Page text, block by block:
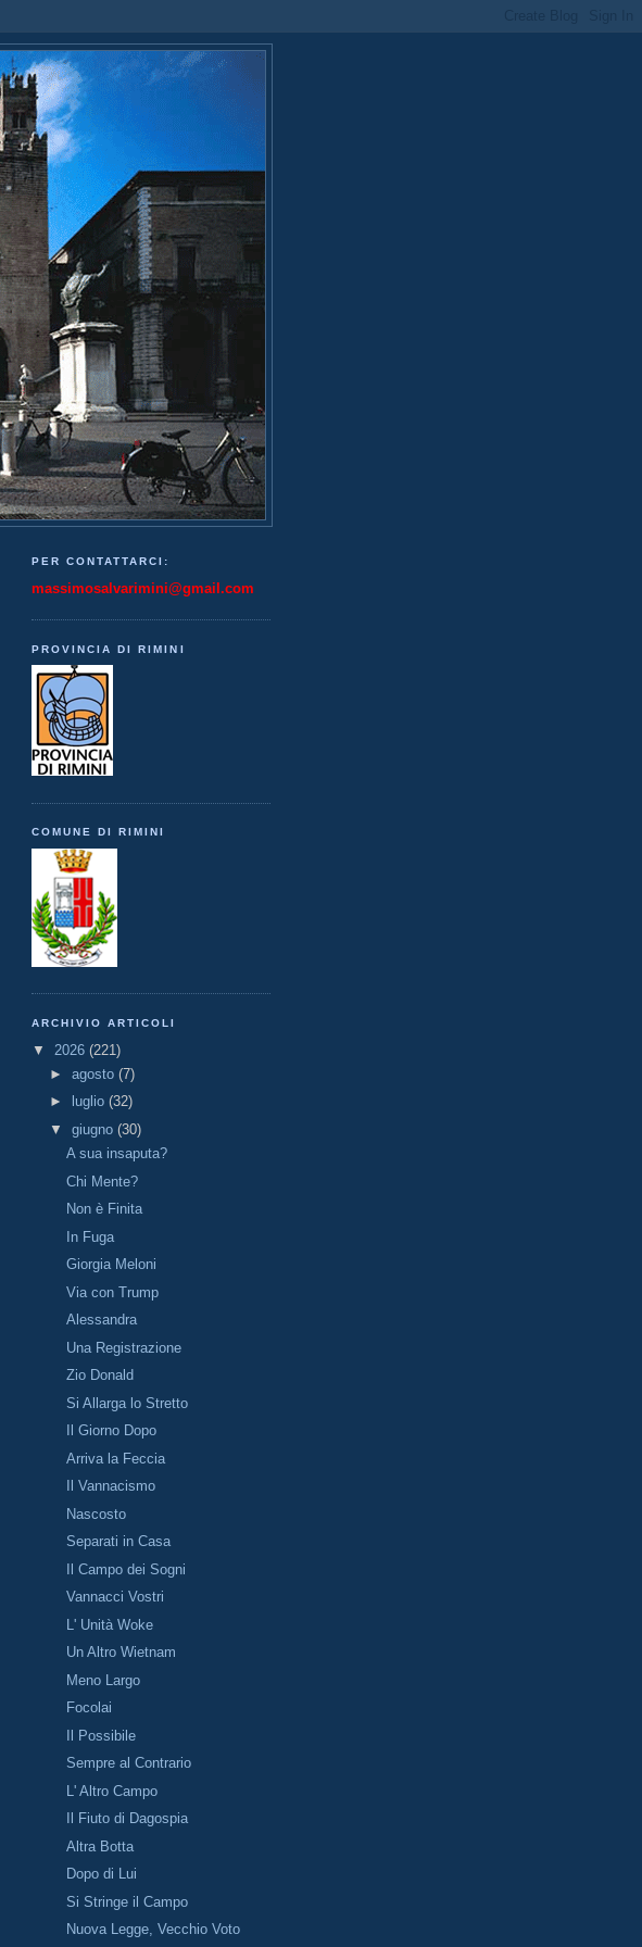
PER CONTATTARCI:
massimosalvarimini@gmail.com
PROVINCIA DI RIMINI
COMUNE DI RIMINI
ARCHIVIO ARTICOLI
▼ 2026 (221)
► agosto (7)
►
luglio (32)
▼ giugno (30)
A sua insaputa?
Chi Mente?
Non è Finita
In Fuga
Giorgia Meloni
Via con Trump
Alessandra
Una Registrazione
Zio Donald
Si Allarga lo Stretto
Il Giorno Dopo
Arriva la Feccia
Il Vannacismo
Nascosto
Separati in Casa
Il Campo dei Sogni
Vannacci Vostri
L' Unità Woke
Un Altro Wietnam
Meno Largo
Focolai
Il Possibile
Sempre al Contrario
L' Altro Campo
Il Fiuto di Dagospia
Altra Botta
Dopo di Lui
Si Stringe il Campo
Nuova Legge, Vecchio Voto